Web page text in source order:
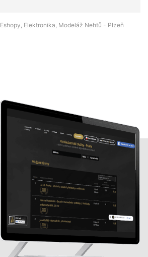
Eshopy, Elektronika, Modeláž Nehtů - Plzeň